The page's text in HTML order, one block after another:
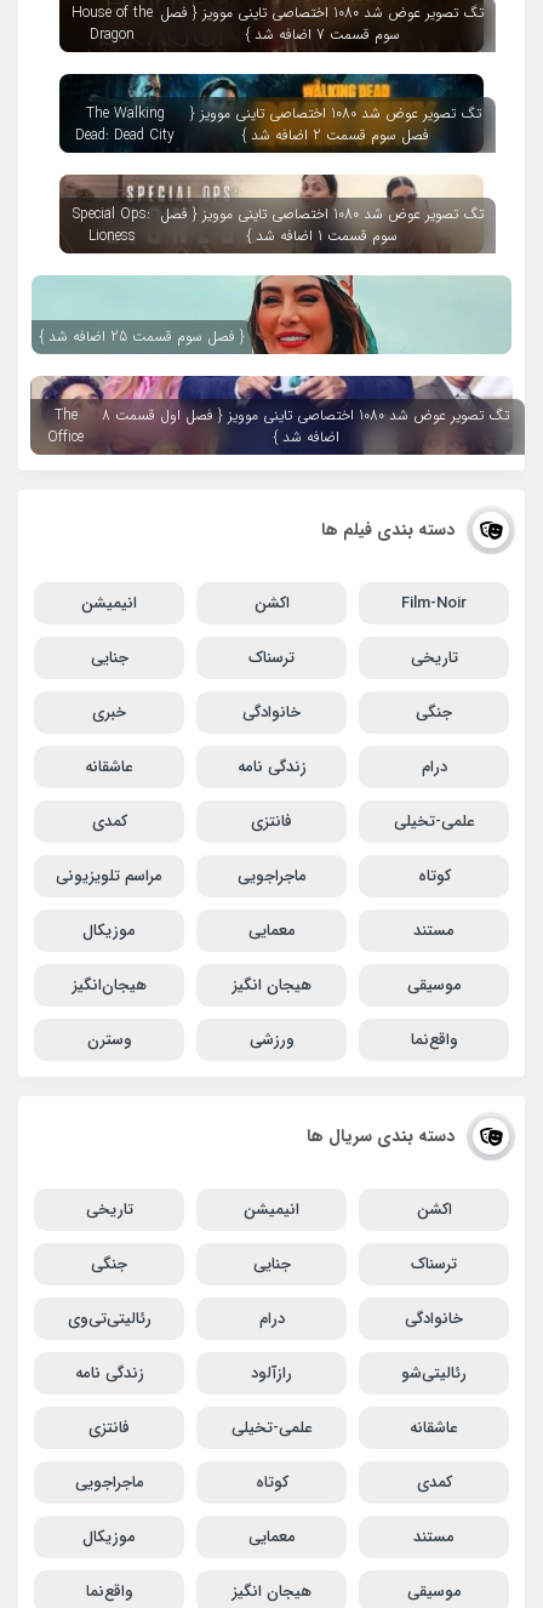
تگ تصویر عوض شد 1080 اختصاصی تاینی موویز { فصل
سوم قسمت 7 اضافه شد }
House of the
Dragon
تگ تصویر عوض شد 1080 اختصاصی تاینی موویز {
فصل سوم قسمت 2 اضافه شد }
The Walking
Dead: Dead City
تگ تصویر عوض شد 1080 اختصاصی تاینی موویز { فصل
سوم قسمت 1 اضافه شد }
Special Ops:
Lioness
{ فصل سوم قسمت 25 اضافه شد }
تگ تصویر عوض شد 1080 اختصاصی تاینی موویز { فصل اول قسمت 8
اضافه شد }
The
Office
دسته بندی فیلم ها
Film-Noir اکشن انیمیشن
تاریخی ترسناک جنایی
جنگی خانوادگی خبری
درام زندگی نامه عاشقانه
علمی-تخیلی فانتزی کمدی
کوتاه ماجراجویی مراسم تلویزیونی
مستند معمایی موزیکال
موسیقی هیجان انگیز هیجان‌انگیز
واقع‌نما ورزشی وسترن
دسته بندی سریال ها
اکشن انیمیشن تاریخی
ترسناک جنایی جنگی
خانوادگی درام رئالیتی‌تی‌وی
رئالیتی‌شو رازآلود زندگی نامه
عاشقانه علمی-تخیلی فانتزی
کمدی کوتاه ماجراجویی
مستند معمایی موزیکال
موسیقی هیجان انگیز واقع‌نما